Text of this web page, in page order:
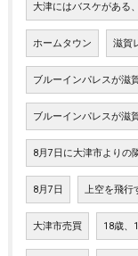
大津にはバスケがある
ホームタウン 滋賀
ブルーインパレスが滋
ブルーインパレスが滋
8月7日に大津市よりの
8月7日 上空を飛行
大津市売買 18歳、